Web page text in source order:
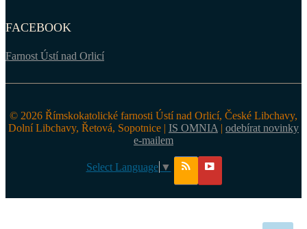
FACEBOOK
Farnost Ústí nad Orlicí
© 2026 Římskokatolické farnosti Ústí nad Orlicí, České Libchavy,
Dolní Libchavy, Řetová, Sopotnice | IS OMNIA | odebírat novinky
e-mailem
Select Language ▼